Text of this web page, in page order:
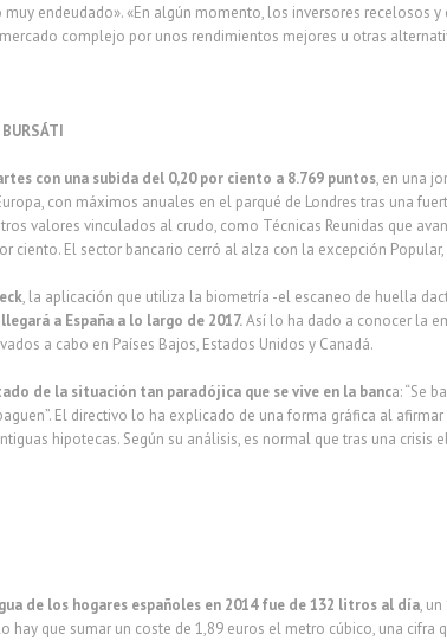
endeudado». «En algún momento, los inversores recelosos
complejo por unos rendimientos mejores u otras
con una subida del 0,20 por ciento a 8.769 puntos, en una
con máximos anuales en el parqué de Londres tras una
valores vinculados al crudo, como Técnicas Reunidas que
ciento. El sector bancario cerró al alza con la excepción
, la aplicación que utiliza la biometría -el escaneo de huella
llegará a España a lo largo de 2017.Así lo ha dado a conocer la
a cabo en Países Bajos, Estados Unidos y Canadá.
de la situación tan paradójica que se vive en la banca: “Se
El directivo lo ha explicado de una forma gráfica al
hipotecas. Según su análisis, es normal que tras una crisis
de los hogares españoles en 2014 fue de 132 litros al día,
hay que sumar un coste de 1,89 euros el metro cúbico, una